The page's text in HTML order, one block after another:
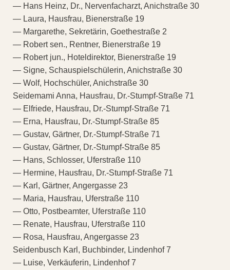
— Hans Heinz, Dr., Nervenfacharzt, Anichstraße 30
— Laura, Hausfrau, Bienerstraße 19
— Margarethe, Sekretärin, Goethestraße 2
— Robert sen., Rentner, Bienerstraße 19
— Robert jun., Hoteldirektor, Bienerstraße 19
— Signe, Schauspielschülerin, Anichstraße 30
— Wolf, Hochschüler, Anichstraße 30
Seidemami Anna, Hausfrau, Dr.-Stumpf-Straße 71
— Elfriede, Hausfrau, Dr.-Stumpf-Straße 71
— Erna, Hausfrau, Dr.-Stumpf-Straße 85
— Gustav, Gärtner, Dr.-Stumpf-Straße 71
— Gustav, Gärtner, Dr.-Stumpf-Straße 85
— Hans, Schlosser, Uferstraße 110
— Hermine, Hausfrau, Dr.-Stumpf-Straße 71
— Karl, Gärtner, Angergasse 23
— Maria, Hausfrau, Uferstraße 110
— Otto, Postbeamter, Uferstraße 110
— Renate, Hausfrau, Uferstraße 110
— Rosa, Hausfrau, Angergasse 23
Seidenbusch Karl, Buchbinder, Lindenhof 7
— Luise, Verkäuferin, Lindenhof 7